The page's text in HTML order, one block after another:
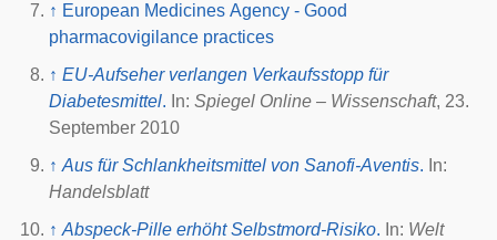
↑ European Medicines Agency - Good
pharmacovigilance practices
↑ EU-Aufseher verlangen Verkaufsstopp für
Diabetesmittel. In: Spiegel Online – Wissenschaft, 23.
September 2010
↑ Aus für Schlankheitsmittel von Sanofi-Aventis. In:
Handelsblatt
↑ Abspeck-Pille erhöht Selbstmord-Risiko. In: Welt